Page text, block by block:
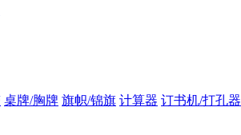
桌牌/胸牌 旗帜/锦旗 计算器 订书机/打孔器